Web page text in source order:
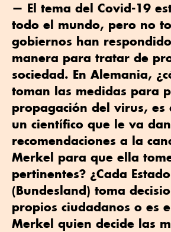
— El tema del Covid-19
todo el mundo, pero no
gobiernos han
manera para tratar de
sociedad. En Alemania,
toman las medidas para
propagación del virus, es
un científico que le va
recomendaciones a la
Merkel para que ella
pertinentes? ¿Cada Estado
(Bundesland) toma
propios ciudadanos o es
Merkel quien decide las